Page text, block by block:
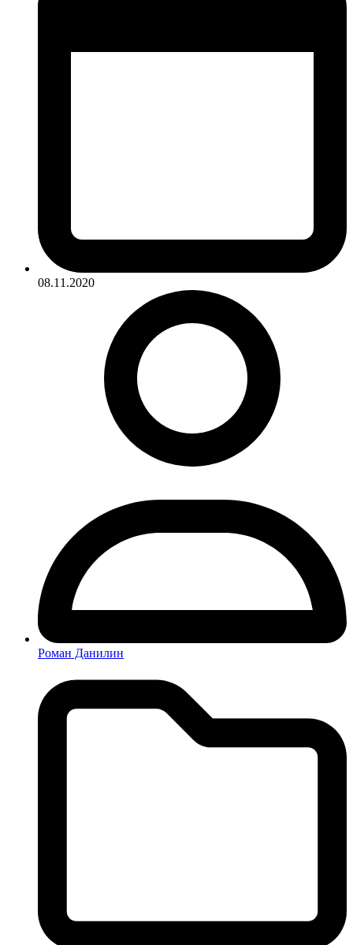
08.11.2020
Роман Данилин